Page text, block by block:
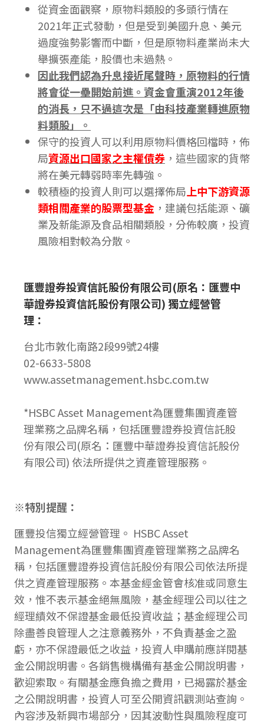
從資金面觀察，原物料類股的多頭行情在
2021年正式發動，但是受到美國升息、美元
過度強勢影響而中斷，但是原物料產業尚未大
舉擴張產能，股價也未過熱。
因此我們認為升息接近尾聲時，原物料的行情
將會從一壘開始前進。資金會重演2012年後
的消長，只不過這次是「由科技產業轉進原物
料類股」。
保守的投資人可以利用原物料價格回檔時，佈
局資源出口國家之主權債券 ，這些國家的貨幣
將在美元轉弱時率先轉強。
較積極的投資人則可以選擇佈局上中下游資源
類相關產業的股票型基金 ，建議包括能源、礦
業及新能源及食品相關類股，分佈較廣，投資
風險相對較為分散。
匯豐證券投資信託股份有限公司(原名：匯豐中
華證券投資信託股份有限公司) 獨立經營管
理 ：
台北市敦化南路2段99號24樓
02-6633-5808
www.assetmanagement.hsbc.com.tw
*HSBC Asset Management為匯豐集團資產管
理業務之品牌名稱，包括匯豐證券投資信託股
份有限公司(原名：匯豐中華證券投資信託股份
有限公司) 依法所提供之資產管理服務。
※特別提醒：
匯豐投信獨立經營管理。 HSBC Asset
Management為匯豐集團資產管理業務之品牌名
稱，包括匯豐證券投資信託股份有限公司依法所提
供之資產管理服務。本基金經金管會核准或同意生
效，惟不表示基金絕無風險，基金經理公司以往之
經理績效不保證基金最低投資收益；基金經理公司
除盡善良管理人之注意義務外，不負責基金之盈
虧，亦不保證最低之收益，投資人申購前應詳閱基
金公開說明書。各銷售機構備有基金公開說明書，
歡迎索取。有關基金應負擔之費用，已揭露於基金
之公開說明書，投資人可至公開資訊觀測站查詢。
內容涉及新興市場部分，因其波動性與風險程度可